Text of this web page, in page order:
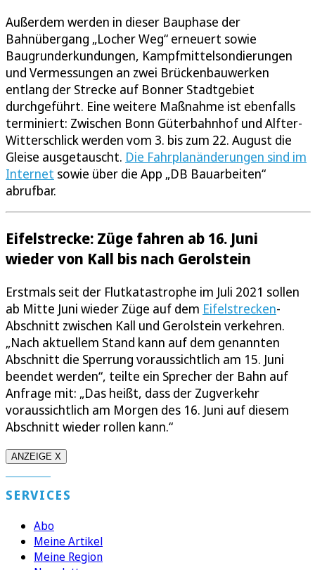
Außerdem werden in dieser Bauphase der
Bahnübergang „Locher Weg“ erneuert sowie
Baugrunderkundungen, Kampfmittelsondierungen
und Vermessungen an zwei Brückenbauwerken
entlang der Strecke auf Bonner Stadtgebiet
durchgeführt. Eine weitere Maßnahme ist ebenfalls
terminiert: Zwischen Bonn Güterbahnhof und Alfter-
Witterschlick werden vom 3. bis zum 22. August die
Gleise ausgetauscht. Die Fahrplanänderungen sind im
Internet sowie über die App „DB Bauarbeiten“
abrufbar.
Eifelstrecke: Züge fahren ab 16. Juni
wieder von Kall bis nach Gerolstein
Erstmals seit der Flutkatastrophe im Juli 2021 sollen
ab Mitte Juni wieder Züge auf dem Eifelstrecken-
Abschnitt zwischen Kall und Gerolstein verkehren.
„Nach aktuellem Stand kann auf dem genannten
Abschnitt die Sperrung voraussichtlich am 15. Juni
beendet werden“, teilte ein Sprecher der Bahn auf
Anfrage mit: „Das heißt, dass der Zugverkehr
voraussichtlich am Morgen des 16. Juni auf diesem
Abschnitt wieder rollen kann.“
ANZEIGE X
SERVICES
Abo
Meine Artikel
Meine Region